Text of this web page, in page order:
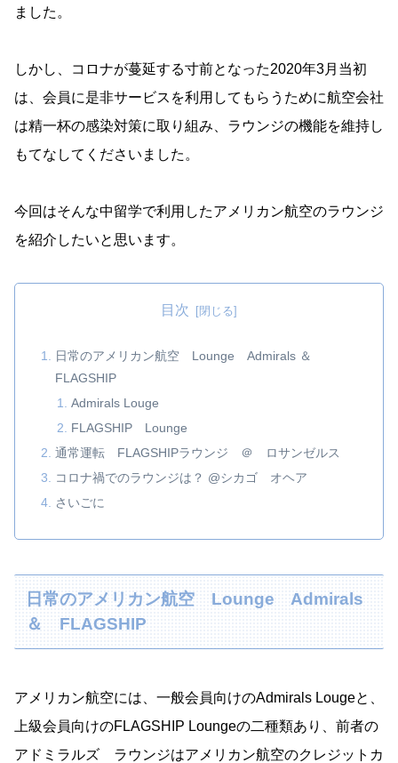
ました。
しかし、コロナが蔓延する寸前となった2020年3月当初
は、会員に是非サービスを利用してもらうために航空会社
は精一杯の感染対策に取り組み、ラウンジの機能を維持し
もてなしてくださいました。
今回はそんな中留学で利用したアメリカン航空のラウンジ
を紹介したいと思います。
目次
日常のアメリカン航空 Lounge Admirals ＆
FLAGSHIP
Admirals Louge
FLAGSHIP Lounge
通常運転 FLAGSHIPラウンジ ＠ ロサンゼルス
コロナ禍でのラウンジは？ @シカゴ オヘア
さいごに
日常のアメリカン航空 Lounge Admirals
＆ FLAGSHIP
アメリカン航空には、一般会員向けのAdmirals Lougeと、
上級会員向けのFLAGSHIP Loungeの二種類あり、前者の
アドミラルズ ラウンジはアメリカン航空のクレジットカ